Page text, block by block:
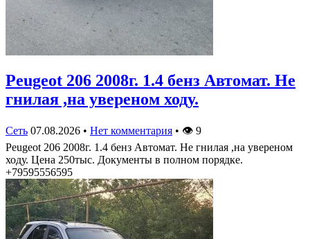
Peugeot 206 2008г. 1.4 бенз Автомат. Не
гнилая ,на увереном ходу.
Сеть 07.08.2026 • Нет комментария • 👁 9
Peugeot 206 2008г. 1.4 бенз Автомат. Не гнилая ,на увереном
ходу. Цена 250тыс. Документы в полном порядке.
+79595556595